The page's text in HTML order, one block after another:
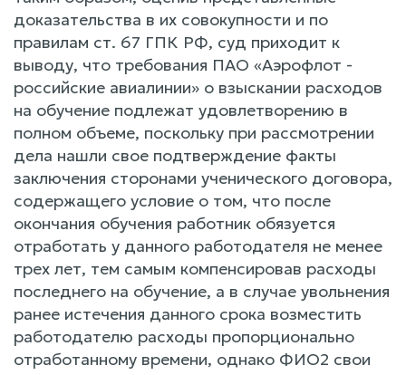
доказательства в их совокупности и по
правилам ст. 67 ГПК РФ, суд приходит к
выводу, что требования ПАО «Аэрофлот -
российские авиалинии» о взыскании расходов
на обучение подлежат удовлетворению в
полном объеме, поскольку при рассмотрении
дела нашли свое подтверждение факты
заключения сторонами ученического договора,
содержащего условие о том, что после
окончания обучения работник обязуется
отработать у данного работодателя не менее
трех лет, тем самым компенсировав расходы
последнего на обучение, а в случае увольнения
ранее истечения данного срока возместить
работодателю расходы пропорционально
отработанному времени, однако ФИО2 свои